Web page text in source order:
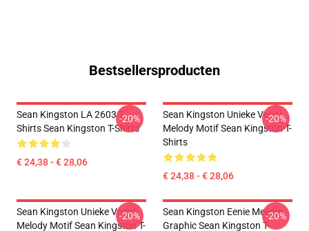
Bestsellersproducten
Sean Kingston LA 2603 T-
Shirts Sean Kingston T-Shirts
€ 24,38 - € 28,06
-20%
Sean Kingston Unieke Vocal
Melody Motif Sean Kingston T-
Shirts
€ 24,38 - € 28,06
-20%
Sean Kingston Unieke Vocal
Melody Motif Sean Kingston T-
-20%
Sean Kingston Eenie Meenie
Graphic Sean Kingston T-
-20%